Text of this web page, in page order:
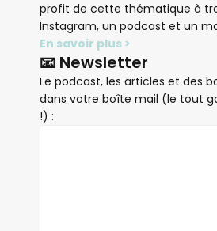
profit de cette thématique à
Instagram, un podcast et un
En savoir plus >
📧 Newsletter
Le podcast, les articles et des
dans votre boîte mail (le tout
!) :